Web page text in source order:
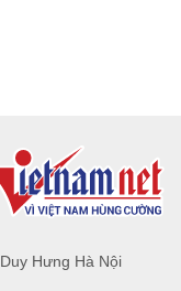
Hưng Hà Nội